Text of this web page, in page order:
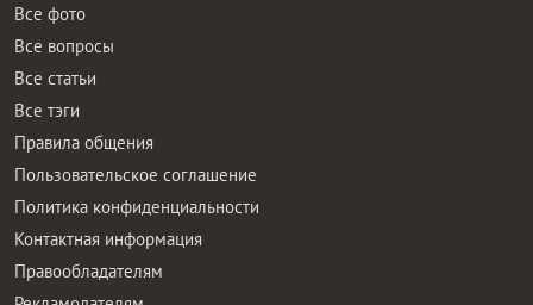
Все фото
Все вопросы
Все статьи
Все тэги
Правила общения
Пользовательское соглашение
Политика конфиденциальности
Контактная информация
Правообладателям